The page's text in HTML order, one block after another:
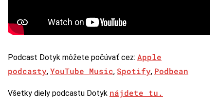
Podcast Dotyk môžete počúvať cez: Apple
podcasty, YouTube Music, Spotify, Podbean
Všetky diely podcastu Dotyk nájdete tu.